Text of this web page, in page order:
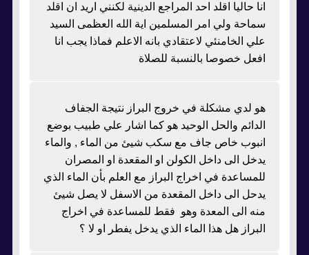
انا حاليا اقلد احد المراجع الدينية لكنني اريد ان اقلد
سماحة ولي امر المسلمين اية الله العظمى السيد
علي الخامنئي لاعتقادي بانه الاعلم فماذا يجب انا
افعل خصوصا بالنسبة للصلاة
هو لدي مشكلة في خروج البراز نتيجة الجفاف
الدائم والحل الوحيد هو كما اشار علي طبيب بوضع
انبوب خاص جاف مع سكب شيئ من الماء , والماء
يدخل الى داخل الكولن او المقعدة او المصران
للمساعدة في اخراج البراز مع العلم بأن الماء الذي
يدحل الى داخل المقعدة من الاسفل لا يصل شيئ
منه الى المعدة وهو فقط للمساعدة في اخراج
البراز هل هذا الماء الذي يدخل يفطر او لا ؟